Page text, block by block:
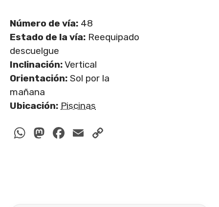
Número de vía: 48
Estado de la vía: Reequipado
descuelgue
Inclinación:Vertical
Orientación: Sol por la
mañana
Ubicación: Piscinas
WhatsApp
Mastodon
Facebook
Email